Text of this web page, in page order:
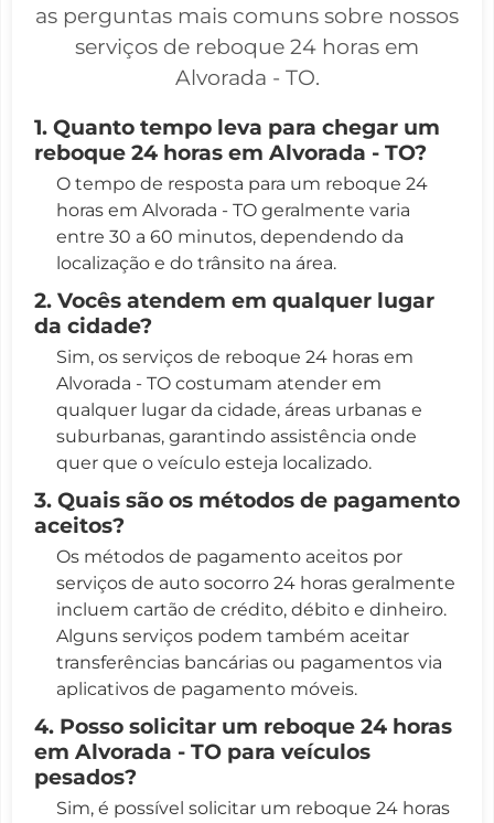
as perguntas mais comuns sobre nossos
serviços de reboque 24 horas em
Alvorada - TO.
1. Quanto tempo leva para chegar um
reboque 24 horas em Alvorada - TO?
O tempo de resposta para um reboque 24
horas em Alvorada - TO geralmente varia
entre 30 a 60 minutos, dependendo da
localização e do trânsito na área.
2. Vocês atendem em qualquer lugar
da cidade?
Sim, os serviços de reboque 24 horas em
Alvorada - TO costumam atender em
qualquer lugar da cidade, áreas urbanas e
suburbanas, garantindo assistência onde
quer que o veículo esteja localizado.
3. Quais são os métodos de pagamento
aceitos?
Os métodos de pagamento aceitos por
serviços de auto socorro 24 horas geralmente
incluem cartão de crédito, débito e dinheiro.
Alguns serviços podem também aceitar
transferências bancárias ou pagamentos via
aplicativos de pagamento móveis.
4. Posso solicitar um reboque 24 horas
em Alvorada - TO para veículos
pesados?
Sim, é possível solicitar um reboque 24 horas